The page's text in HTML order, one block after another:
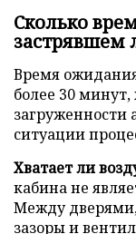
Сколько
застрявшем
Время
более 30 минут,
загруженности
ситуации
Хватает ли
кабина не
Между дверями,
зазоры и